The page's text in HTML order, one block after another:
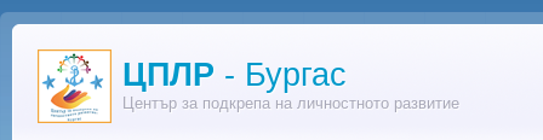
Премини към основното съдържание
ЦПЛР - Бургас
Център за подкрепа на личностното развитие